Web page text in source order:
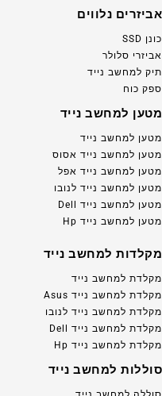
אביזרים נלווים
כונן SSD
אביזרי סלולר
תיק למחשב נייד
ספק כוח
מטען למחשב נייד
מטען למחשב נייד
מטען למחשב נייד אסוס
מטען למחשב נייד אפל
מטען למחשב נייד לנובו
מטען למחשב נייד Dell
מטען למחשב נייד Hp
מקלדות למחשב נייד
מקלדת למחשב נייד
מקלדת למחשב נייד Asus
מקלדת למחשב נייד לנובו
מקלדת למחשב נייד Dell
מקלדת למחשב נייד Hp
סוללות למחשב נייד